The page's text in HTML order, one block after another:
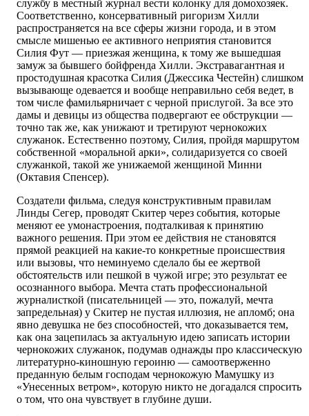
службу в местный журнал вести колонку для домохозяек.
Соответственно, консервативный ригоризм Хилли
распространяется на все сферы жизни города, и в этом
смысле мишенью ее активного неприятия становится
Силия Фут — приезжая женщина, к тому же вышедшая
замуж за бывшего бойфренда Хилли. Экстравагантная и
простодушная красотка Силия (Джессика Честейн) слишком
вызывающе одевается и вообще неправильно себя ведет, в
том числе фамильярничает с черной прислугой. За все это
дамы и девицы из общества подвергают ее обструкции —
точно так же, как унижают и третируют чернокожих
служанок. Естественно поэтому, Силия, пройдя маршрутом
собственной «моральной арки», солидаризуется со своей
служанкой, такой же унижаемой женщиной Минни
(Октавия Спенсер).
Создатели фильма, следуя конструктивным правилам
Линды Сегер, проводят Скитер через события, которые
меняют ее умонастроения, подталкивая к принятию
важного решения. При этом ее действия не становятся
прямой реакцией на какие-то конкретные происшествия
или вызовы, что неминуемо сделало бы ее жертвой
обстоятельств или пешкой в чужой игре; это результат ее
осознанного выбора. Мечта стать профессиональной
журналисткой (писательницей — это, пожалуй, мечта
запредельная) у Скитер не пустая иллюзия, не апломб; она
явно девушка не без способностей, что доказывается тем,
как она зацепилась за актуальную идею записать истории
чернокожих служанок, подумав однажды про классическую
литературно-киношную героиню — самоотверженно
преданную белым господам чернокожую Мамушку из
«Унесенных ветром», которую никто не догадался спросить
о том, что она чувствует в глубине души.